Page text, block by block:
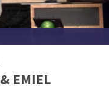
EMIEL